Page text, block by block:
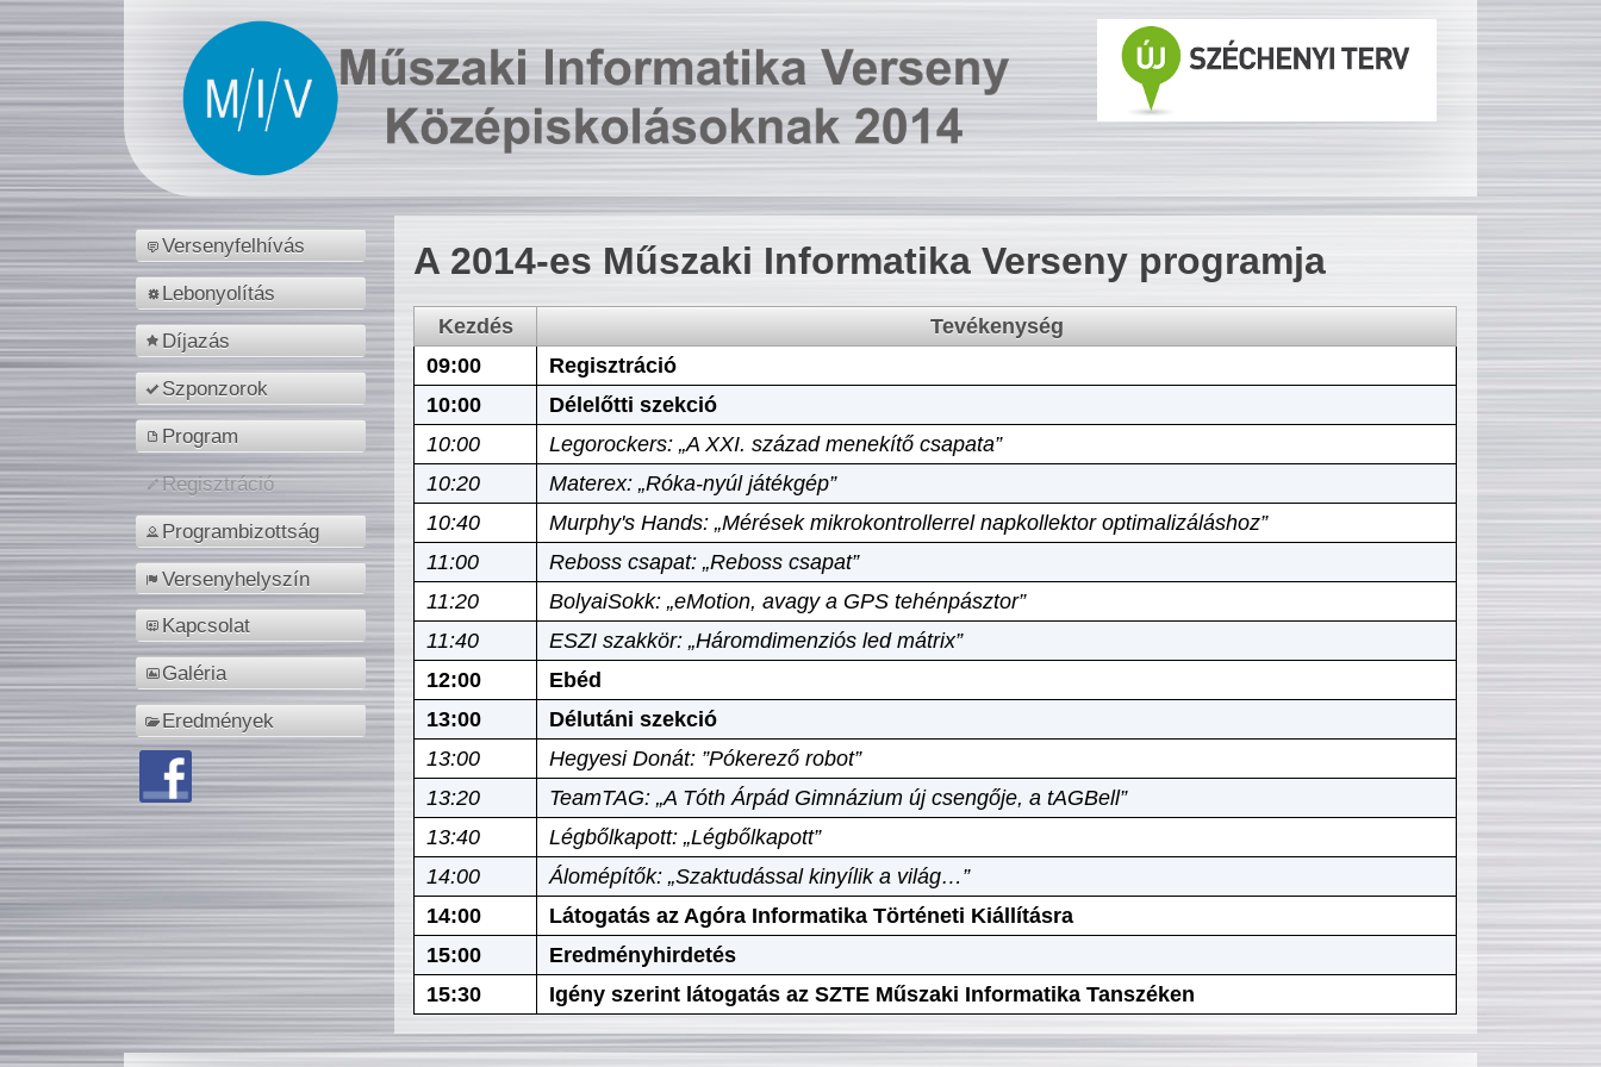
Versenyfelhívás
Lebonyolítás
Díjazás
Szponzorok
Program
Regisztráció
Programbizottság
Versenyhelyszín
Kapcsolat
Galéria
Eredmények
A 2014-es Műszaki Informatika Verseny programja
Kezdés
Tevékenység
09:00
Regisztráció
10:00
Délelőtti szekció
10:00
Legorockers: „A XXI. század menekítő csapata”
10:20
Materex: „Róka-nyúl játékgép”
10:40
Murphy's Hands: „Mérések mikrokontrollerrel napkollektor optimalizáláshoz”
11:00
Reboss csapat: „Reboss csapat”
11:20
BolyaiSokk: „eMotion, avagy a GPS tehénpásztor”
11:40
ESZI szakkör: „Háromdimenziós led mátrix”
12:00
Ebéd
13:00
Délutáni szekció
13:00
Hegyesi Donát: ”Pókerező robot”
13:20
TeamTAG: „A Tóth Árpád Gimnázium új csengője, a tAGBell”
13:40
Légbőlkapott: „Légbőlkapott”
14:00
Álomépítők: „Szaktudással kinyílik a világ…”
14:00
Látogatás az Agóra Informatika Történeti Kiállításra
15:00
Eredményhirdetés
15:30
Igény szerint látogatás az SZTE Műszaki Informatika Tanszéken